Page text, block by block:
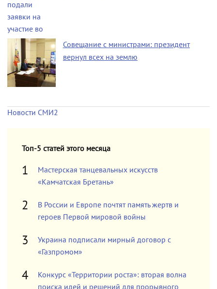
Совещание с министрами: президент
вернул всех на землю
Новости СМИ2
Топ-5 статей этого месяца
Мастерская танцевальных искусств
«Камчатская Бретань»
В России и Европе почтят память жертв и
героев Первой мировой войны
Украина подписали мирный договор с
«Газпромом»
Конкурс «Территории роста»: вторая волна
поиска идей и решений для прорывного